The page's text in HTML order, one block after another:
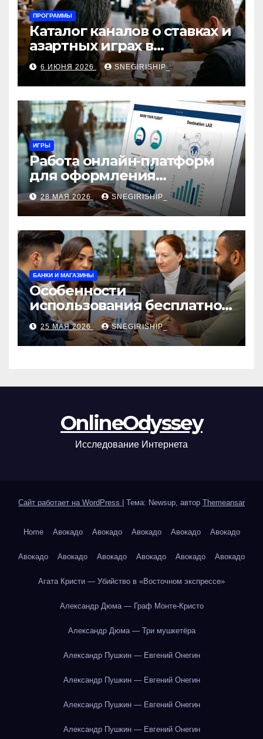
ПРОГРАММЫ
Каталог каналов о ставках и
азартных играх в
мессенджерах
6 ИЮНЯ 2026 SNEGIRISHIP_
ИГРЫ
Работа онлайн‑платформ
для оформления
авиабилетов: алгоритмы,
сборы и безопасность
28 МАЯ 2026 SNEGIRISHIP_
БАНКИ И МАГАЗИНЫ
Особенности
использования бесплатной
версии программ для
автоматизации и
управления предприятием
25 МАЯ 2026 SNEGIRISHIP_
OnlineOdyssey
Исследование Интернета
Сайт работает на WordPress Тема: Newsup, автор Themeansar
Home Авокадо Авокадо Авокадо Авокадо Авокадо
Авокадо Авокадо Авокадо Авокадо Авокадо Авокадо
Агата Кристи — Убийство в «Восточном экспрессе»
Александр Дюма — Граф Монте-Кристо
Александр Дюма — Три мушкетёра
Александр Пушкин — Евгений Онегин
Александр Пушкин — Евгений Онегин
Александр Пушкин — Евгений Онегин
Александр Пушкин — Евгений Онегин